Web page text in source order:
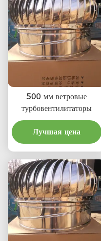
принимает настройку,
напрямую подключенный
к дымовому трубу и
выхлопной трубе и т. д.
500 мм ветровые
турбовентилитаторы
Лучшая цена